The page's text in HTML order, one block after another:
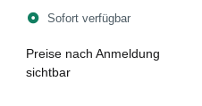
mm, schwarz
Sofort verfügbar
Preise nach Anmeldung
sichtbar